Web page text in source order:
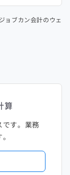
ョブカン会計のウェ
す。業務